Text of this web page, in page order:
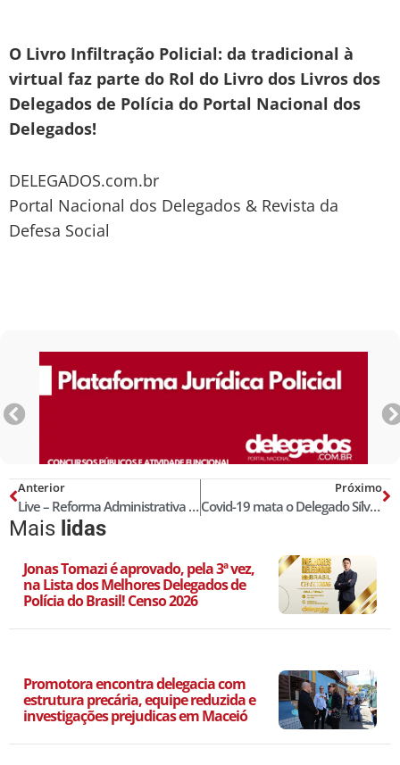
O Livro Infiltração Policial: da tradicional à
virtual faz parte do Rol do Livro dos Livros dos
Delegados de Polícia do Portal Nacional dos
Delegados!
DELEGADOS.com.br
Portal Nacional dos Delegados & Revista da
Defesa Social
Anterior
Live – Reforma Administrativa e seus impactos destrutivos na Segurança Pública
Próximo
Covid-19 mata o Delegado Sílvio Bardasson, aos 54 anos
Mais lidas
Jonas Tomazi é aprovado, pela 3ª vez,
na Lista dos Melhores Delegados de
Polícia do Brasil! Censo 2026
Promotora encontra delegacia com
estrutura precária, equipe reduzida e
investigações prejudicas em Maceió